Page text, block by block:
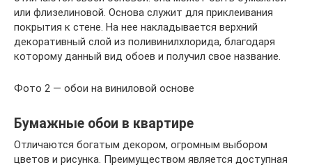
или флизелиновой. Основа служит для приклеивания
покрытия к стене. На нее накладывается верхний
декоративный слой из поливинилхлорида, благодаря
которому данный вид обоев и получил свое название.
Фото 2 — обои на виниловой основе
Бумажные обои в квартире
Отличаются богатым декором, огромным выбором
цветов и рисунка. Преимуществом является доступная